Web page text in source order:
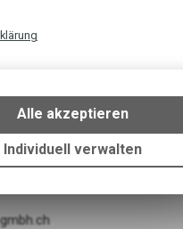
bestimmte Interaktionen und
Einstellungen auf Ihrem Gerät,
um die grundlegenden
Funktionen unseres Online-
ermöglichen. Bitte beachten
Alle akzeptieren
Individuell verwalten